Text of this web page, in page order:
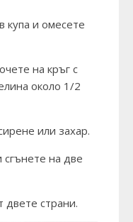
купа и омесете
на кръг с
около 1/2
или захар.
на две
страни.